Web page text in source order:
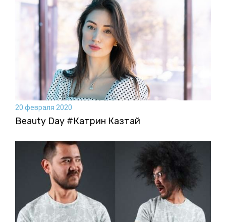
20 февраля 2020
Beauty Day #Катрин Казтай